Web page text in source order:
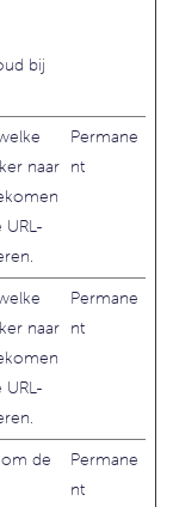
bij
naar
Permane
nt
naar
Permane
nt
de
Permane
nt